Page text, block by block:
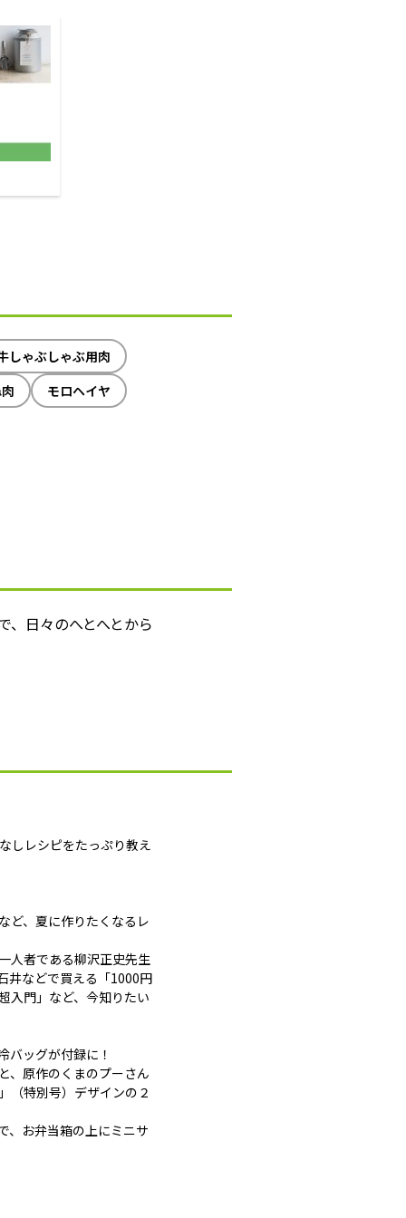
しゃぶしゃぶ用肉
モロヘイヤ
、日々のへとへとから
しレシピをたっぷり教え
ど、夏に作りたくなるレ
人者である柳沢正史先生
井などで買える「1000円
入門」など、今知りたい
バッグが付録に！
、原作のくまのプーさん
（特別号）デザインの２
、お弁当箱の上にミニサ